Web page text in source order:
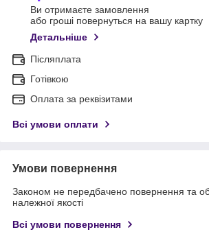
Ви отримаєте замовлення
або гроші повернуться на вашу картку
Детальніше
Післяплата
Готівкою
Оплата за реквізитами
Всі умови оплати
Умови повернення
Законом не передбачено повернення та
належної якості
Всі умови повернення